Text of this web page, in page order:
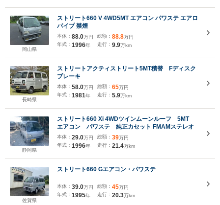
岡山県
ストリート660 V 4WD5MT エアコン パワステ エアロ
パイプ 禁煙
本体： 88.0万円
年式： 1996年
総額： 88.8万円
走行： 9.9万km
長崎県
ストリートアクティストリート5MT積替 Fディスク
ブレーキ
本体： 58.0万円
年式： 1981年
総額： 65万円
走行： 5.9万km
静岡県
ストリート660 Xi 4WDツインムーンルーフ 5MT
エアコン パワステ 純正カセット FMAMステレオ
本体： 29.0万円
年式： 1996年
総額： 39万円
走行： 21.4万km
佐賀県
ストリート660 Gエアコン・パワステ
本体： 39.0万円
年式： 1995年
総額： 45万円
走行： 20.3万km